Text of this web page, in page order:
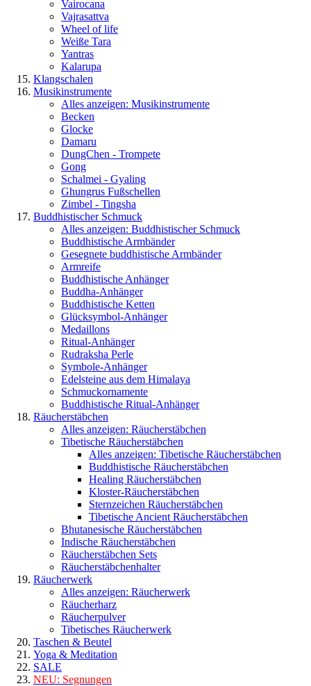
Vairocana
Vajrasattva
Wheel of life
Weiße Tara
Yantras
Kalarupa
Klangschalen
Musikinstrumente
Alles anzeigen: Musikinstrumente
Becken
Glocke
Damaru
DungChen - Trompete
Gong
Schalmei - Gyaling
Ghungrus Fußschellen
Zimbel - Tingsha
Buddhistischer Schmuck
Alles anzeigen: Buddhistischer Schmuck
Buddhistische Armbänder
Gesegnete buddhistische Armbänder
Armreife
Buddhistische Anhänger
Buddha-Anhänger
Buddhistische Ketten
Glücksymbol-Anhänger
Medaillons
Ritual-Anhänger
Rudraksha Perle
Symbole-Anhänger
Edelsteine aus dem Himalaya
Schmuckornamente
Buddhistische Ritual-Anhänger
Räucherstäbchen
Alles anzeigen: Räucherstäbchen
Tibetische Räucherstäbchen
Alles anzeigen: Tibetische Räucherstäbchen
Buddhistische Räucherstäbchen
Healing Räucherstäbchen
Kloster-Räucherstäbchen
Sternzeichen Räucherstäbchen
Tibetische Ancient Räucherstäbchen
Bhutanesische Räucherstäbchen
Indische Räucherstäbchen
Räucherstäbchen Sets
Räucherstäbchenhalter
Räucherwerk
Alles anzeigen: Räucherwerk
Räucherharz
Räucherpulver
Tibetisches Räucherwerk
Taschen & Beutel
Yoga & Meditation
SALE
NEU: Segnungen